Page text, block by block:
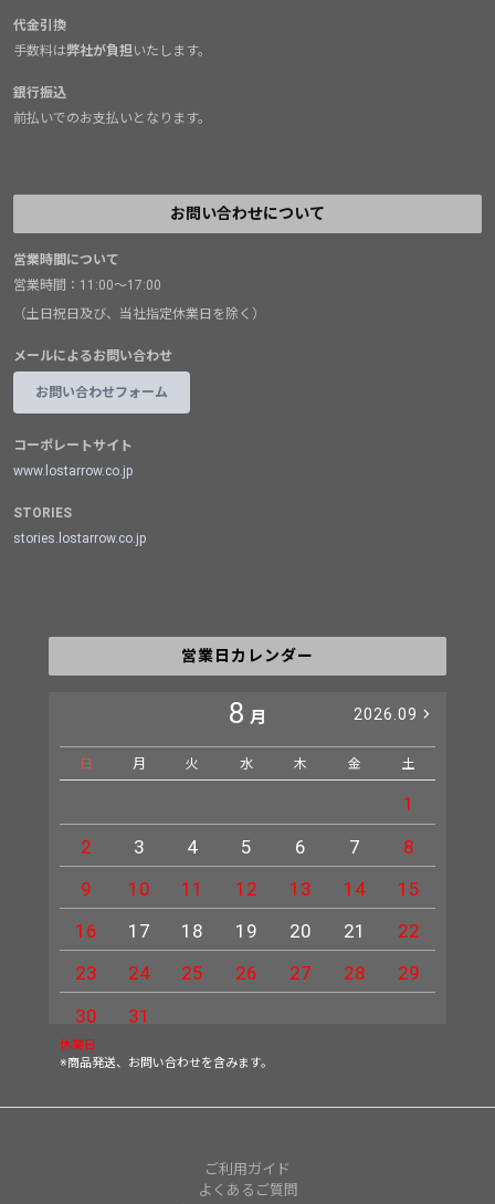
代金引換
手数料は弊社が負担 いたします。
銀行振込
前払いでのお支払いとなります。
お問い合わせについて
営業時間について
営業時間：11:00～17:00
（土日祝日及び、当社指定休業日を除く）
メールによるお問い合わせ
お問い合わせフォーム
コーポレートサイト
www.lostarrow.co.jp
STORIES
stories.lostarrow.co.jp
営業日カレンダー
8 月 2026.09
日 月 火 水 木 金 土
1
2
3 4 5 6 7
8
9
10 11 12 13 14
15
16
17 18 19 20 21
22
23
24 25 26 27 28
29
30
31
休業日
※商品発送、お問い合わせを含みます。
ご利用ガイド
よくあるご質問